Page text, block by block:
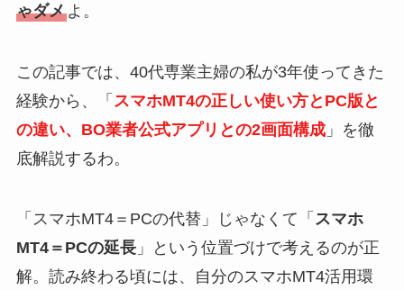
ゃダメよ。
この記事では、40代専業主婦の私が3年使ってきた
経験から、「 スマホMT4の正しい使い方とPC版と
の違い、BO業者公式アプリとの2画面構成」を徹
底解説するわ。
「スマホMT4＝PCの代替」じゃなくて「 スマホ
MT4＝PCの延長」という位置づけで考えるのが正
解。読み終わる頃には、自分のスマホMT4活用環